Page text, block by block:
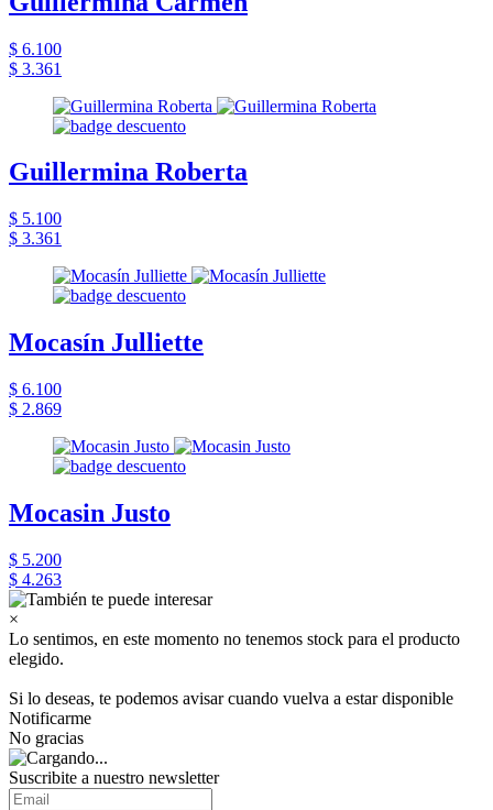
$ 6.100
$ 3.361
Guillermina Roberta
$ 5.100
$ 3.361
Mocasín Julliette
$ 6.100
$ 2.869
Mocasin Justo
$ 5.200
$ 4.263
×
Lo sentimos, en este momento no tenemos stock para el producto
elegido.
Si lo deseas, te podemos avisar cuando vuelva a estar disponible
Notificarme
No gracias
Suscribite a nuestro newsletter